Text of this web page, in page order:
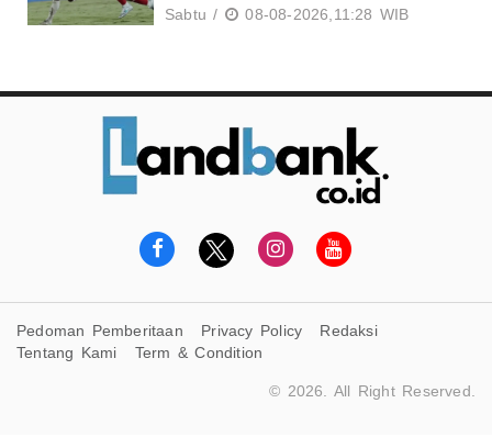
Sabtu / 08-08-2026,11:28 WIB
Pedoman Pemberitaan Privacy Policy
Redaksi
Tentang Kami
Term & Condition
© 2026. All Right Reserved.